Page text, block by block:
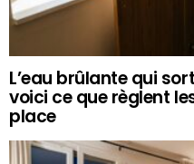
L’eau brûlante qui
voici ce que règlent
place